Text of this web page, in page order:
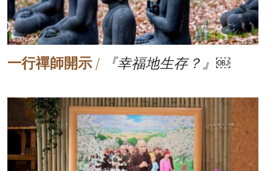
一行禪師開示 / 『幸福地生存？』￼